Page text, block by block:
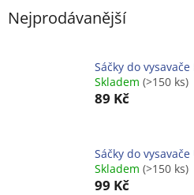
Nejprodávanější
Sáčky do
Skladem (>150 ks)
89 Kč
Sáčky do
Skladem (>150 ks)
99 Kč